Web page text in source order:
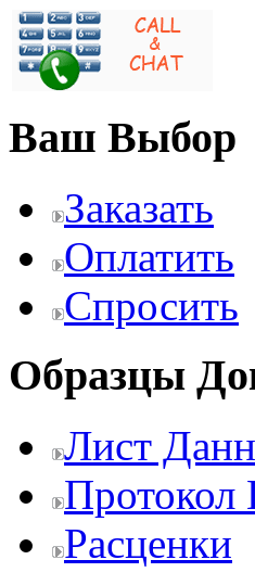
Ваш Выбор
Заказать
Оплатить
Спросить
Образцы
Лист
Протокол
Расценки